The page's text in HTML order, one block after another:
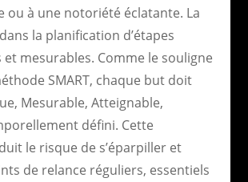
ou à une notoriété éclatante. La
la planification d’étapes
et mesurables. Comme le souligne
SMART, chaque but doit
Mesurable, Atteignable,
défini. Cette
le risque de s’éparpiller et
de relance réguliers, essentiels